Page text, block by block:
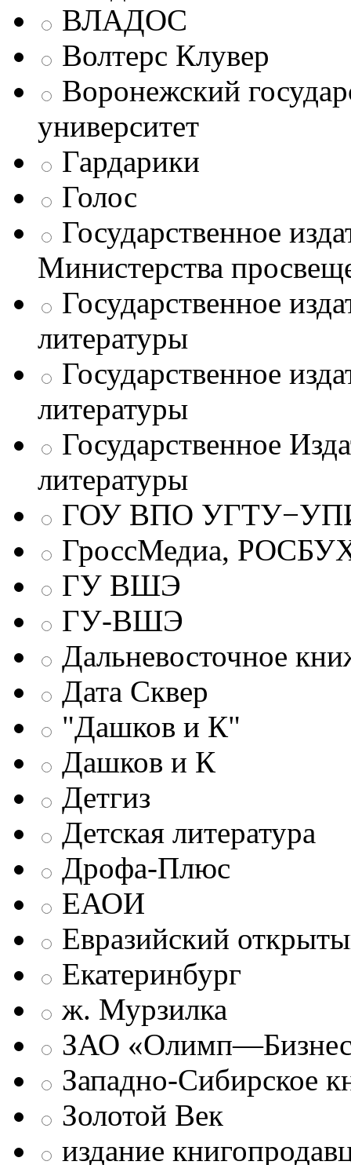
ВЛАДОС
Волтерс Клувер
Воронежский
университет
Гардарики
Голос
Государственное
Министерства
Государственное
литературы
Государственное
литературы
Государственное
литературы
ГОУ ВПО
ГроссМедиа,
ГУ ВШЭ
ГУ-ВШЭ
Дальневосточное
Дата Сквер
"Дашков и К"
Дашков и К
Детгиз
Детская литература
Дрофа-Плюс
ЕАОИ
Евразийский
Екатеринбург
ж. Мурзилка
ЗАО
Западно-Сибирское
Золотой Век
издание